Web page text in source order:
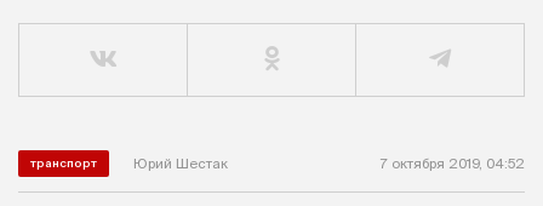
транспорт Юрий Шестак 7 октября 2019, 04:52